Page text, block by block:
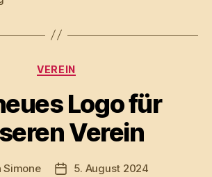
Kategorien
VEREIN
Logo für
Verein
Simone Veröffentlichungsdatum
5. August 2024